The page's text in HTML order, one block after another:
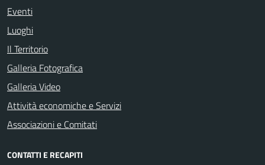
Eventi
Luoghi
Il Territorio
Galleria Fotografica
Galleria Video
Attività economiche e Servizi
Associazioni e Comitati
CONTATTI E RECAPITI